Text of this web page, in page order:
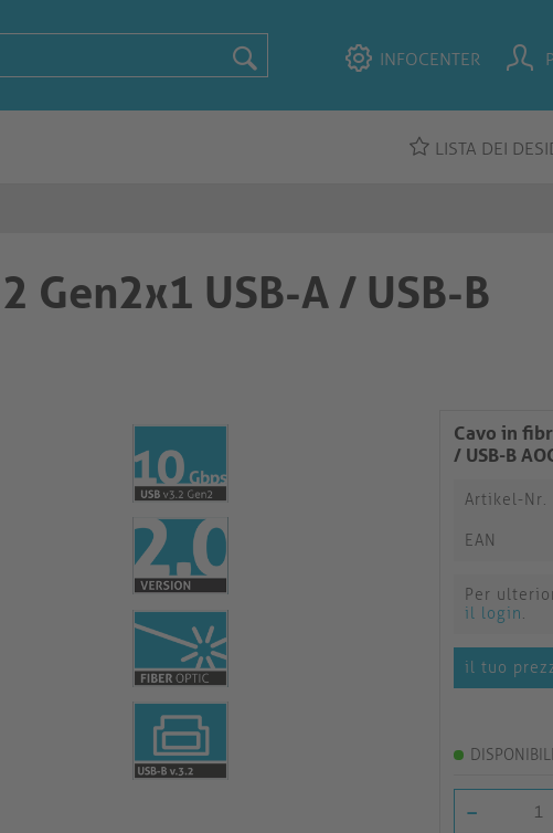
INFOCENTER
LISTA DEI
Gen2x1 USB-A / USB-B
Cavo in
/ USB-B
Artikel-Nr.
EAN
Per
il login.
il tuo
-